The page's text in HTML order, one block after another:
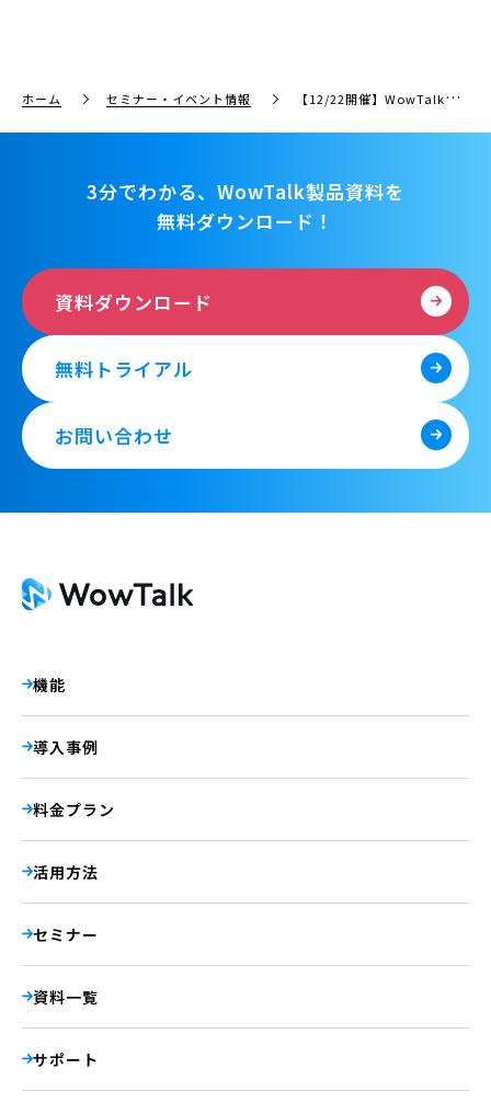
ホーム セミナー・イベント情報 【12/22開催】WowTalkの新機能と活用シーンをまとめて紹介！今後のリリース予定もチラ見せ！
3分でわかる、WowTalk製品資料を
無料ダウンロード！
資料ダウンロード
無料トライアル
お問い合わせ
機能
導入事例
料金プラン
活用方法
セミナー
資料一覧
サポート